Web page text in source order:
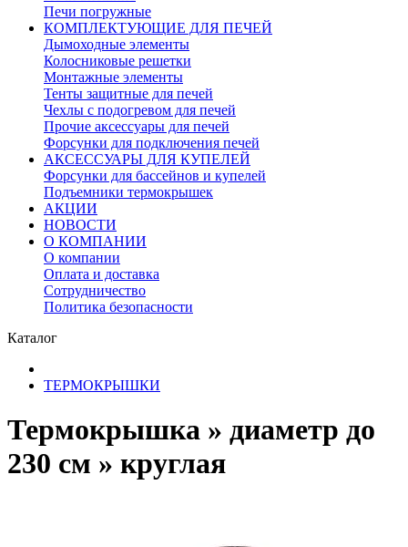
Печи погружные
КОМПЛЕКТУЮЩИЕ ДЛЯ ПЕЧЕЙ
Дымоходные элементы
Колосниковые решетки
Монтажные элементы
Тенты защитные для печей
Чехлы с подогревом для печей
Прочие аксессуары для печей
Форсунки для подключения печей
АКСЕССУАРЫ ДЛЯ КУПЕЛЕЙ
Форсунки для бассейнов и купелей
Подъемники термокрышек
АКЦИИ
НОВОСТИ
О КОМПАНИИ
О компании
Оплата и доставка
Сотрудничество
​Политика безопасности
Каталог
ТЕРМОКРЫШКИ
Термокрышка » диаметр до
230 см » круглая